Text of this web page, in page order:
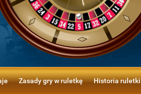
Zasady gry w ruletkę Historia ruletki